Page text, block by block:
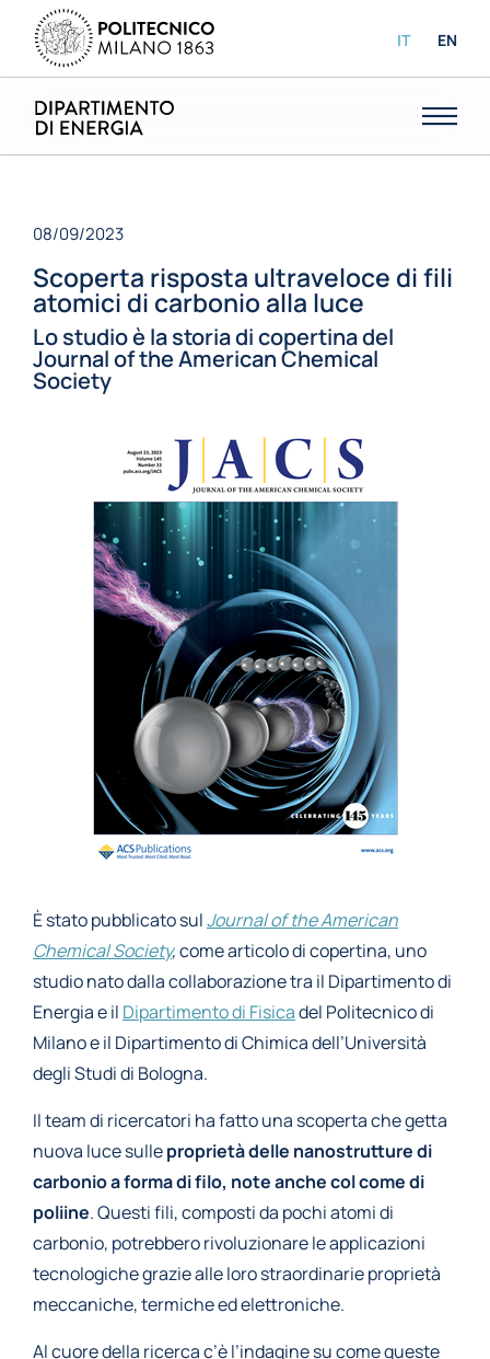
IT EN
08/09/2023
Scoperta risposta ultraveloce di fili
atomici di carbonio alla luce
Lo studio è la storia di copertina del
Journal of the American Chemical
Society
È stato pubblicato sulJournal of the American
Chemical Society,come articolo di copertina, uno
studio nato dalla collaborazione tra il Dipartimento di
Energiae il Dipartimento di Fisicadel Politecnico di
Milano e il Dipartimento di Chimica dell’Università
degli Studi di Bologna.
Il team di ricercatori ha fatto una scoperta che getta
nuova luce sulleproprietà delle nanostrutture di
carbonio a forma di filo, note anche col come di
poliine. Questi fili, composti da pochi atomi di
carbonio, potrebbero rivoluzionare le applicazioni
tecnologiche grazie alle loro straordinarie proprietà
meccaniche, termiche ed elettroniche.
Al cuore della ricerca c’è l’indagine su come queste